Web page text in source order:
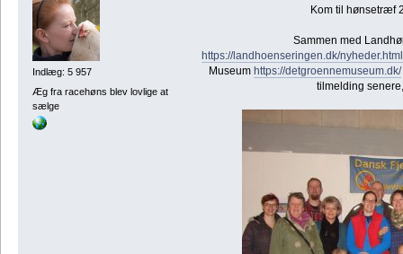
Indlæg: 5 957
Æg fra racehøns blev lovlige at
sælge
Kom til hønsetræf
Sammen med
https://landhoenseringen.dk/nyheder.html
Museum https://detgroennemuseum.dk/
tilmelding